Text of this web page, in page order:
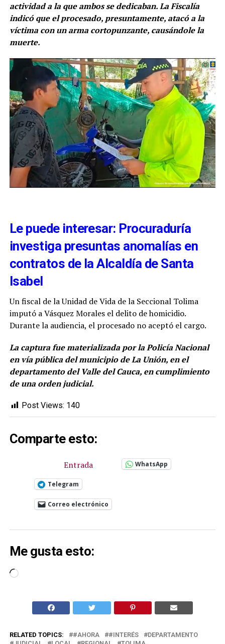
actividad a la que ambos se dedicaban. La Fiscalía
indicó que el procesado, presuntamente, atacó a la
víctima con un arma cortopunzante, causándole la
muerte.
Le puede interesar: Procuraduría
investiga presuntas anomalías en
contratos de la Alcaldía de Santa
Isabel
Un fiscal de la Unidad de Vida de la Seccional Tolima
imputó a Vásquez Morales el delito de homicidio.
Durante la audiencia, el procesado no aceptó el cargo.
La captura fue materializada por la Policía Nacional
en vía pública del municipio de La Unión, en el
departamento del Valle del Cauca, en cumplimiento
de una orden judicial.
Post Views: 140
Comparte esto:
Entrada WhatsApp
Telegram
Correo electrónico
Me gusta esto:
Cargando...
RELATED TOPICS: #AHORA #INTERÉS
DEPARTAMENTO